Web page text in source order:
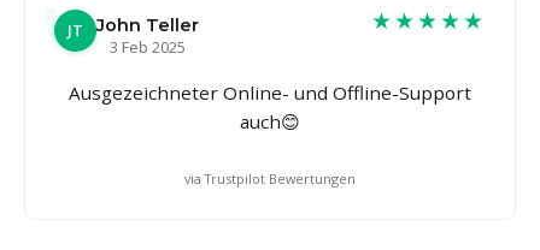
JT
John Teller
3 Feb 2025
★★★★★
Ausgezeichneter Online- und Offline-Support
auch😊
via Trustpilot Bewertungen